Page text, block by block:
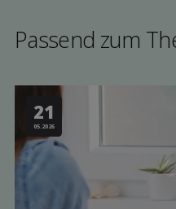
Passend zum
21
05.2026